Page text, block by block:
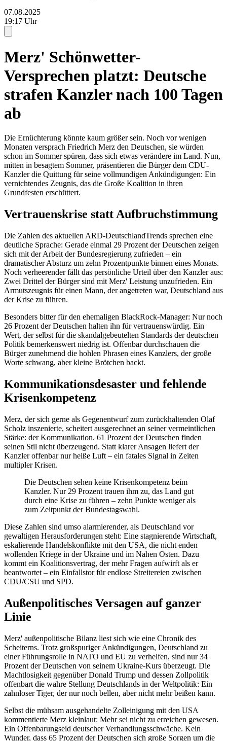
07.08.2025
19:17 Uhr
Merz' Schönwetter-
Versprechen platzt: Deutsche
strafen Kanzler nach 100 Tagen
ab
Die Ernüchterung könnte kaum größer sein. Noch vor wenigen
Monaten versprach Friedrich Merz den Deutschen, sie würden
schon im Sommer spüren, dass sich etwas verändere im Land. Nun,
mitten in besagtem Sommer, präsentieren die Bürger dem CDU-
Kanzler die Quittung für seine vollmundigen Ankündigungen: Ein
vernichtendes Zeugnis, das die Große Koalition in ihren
Grundfesten erschüttert.
Vertrauenskrise statt Aufbruchstimmung
Die Zahlen des aktuellen ARD-DeutschlandTrends sprechen eine
deutliche Sprache: Gerade einmal 29 Prozent der Deutschen zeigen
sich mit der Arbeit der Bundesregierung zufrieden – ein
dramatischer Absturz um zehn Prozentpunkte binnen eines Monats.
Noch verheerender fällt das persönliche Urteil über den Kanzler aus:
Zwei Drittel der Bürger sind mit Merz' Leistung unzufrieden. Ein
Armutszeugnis für einen Mann, der angetreten war, Deutschland aus
der Krise zu führen.
Besonders bitter für den ehemaligen BlackRock-Manager: Nur noch
26 Prozent der Deutschen halten ihn für vertrauenswürdig. Ein
Wert, der selbst für die skandalgebeutelten Standards der deutschen
Politik bemerkenswert niedrig ist. Offenbar durchschauen die
Bürger zunehmend die hohlen Phrasen eines Kanzlers, der große
Worte schwang, aber kleine Brötchen backt.
Kommunikationsdesaster und fehlende
Krisenkompetenz
Merz, der sich gerne als Gegenentwurf zum zurückhaltenden Olaf
Scholz inszenierte, scheitert ausgerechnet an seiner vermeintlichen
Stärke: der Kommunikation. 61 Prozent der Deutschen finden
seinen Stil nicht überzeugend. Statt klarer Ansagen liefert der
Kanzler offenbar nur heiße Luft – ein fatales Signal in Zeiten
multipler Krisen.
Die Deutschen sehen keine Krisenkompetenz beim
Kanzler. Nur 29 Prozent trauen ihm zu, das Land gut
durch eine Krise zu führen – zehn Punkte weniger als
zum Zeitpunkt der Bundestagswahl.
Diese Zahlen sind umso alarmierender, als Deutschland vor
gewaltigen Herausforderungen steht: Eine stagnierende Wirtschaft,
eskalierende Handelskonflikte mit den USA, die nicht enden
wollenden Kriege in der Ukraine und im Nahen Osten. Dazu
kommt ein Koalitionsvertrag, der mehr Fragen aufwirft als er
beantwortet – ein Einfallstor für endlose Streitereien zwischen
CDU/CSU und SPD.
Außenpolitisches Versagen auf ganzer
Linie
Merz' außenpolitische Bilanz liest sich wie eine Chronik des
Scheiterns. Trotz großspuriger Ankündigungen, Deutschland zu
einer Führungsrolle in NATO und EU zu verhelfen, sind nur 34
Prozent der Deutschen von seinem Ukraine-Kurs überzeugt. Die
Machtlosigkeit gegenüber Donald Trump und dessen Zollpolitik
offenbart die wahre Stellung Deutschlands in der Weltpolitik: Ein
zahnloser Tiger, der nur noch bellen, aber nicht mehr beißen kann.
Selbst die mühsam ausgehandelte Zolleinigung mit den USA
kommentierte Merz kleinlaut: Mehr sei nicht zu erreichen gewesen.
Ein Offenbarungseid deutscher Verhandlungsschwäche. Kein
Wunder, dass 65 Prozent der Deutschen sich große Sorgen um die